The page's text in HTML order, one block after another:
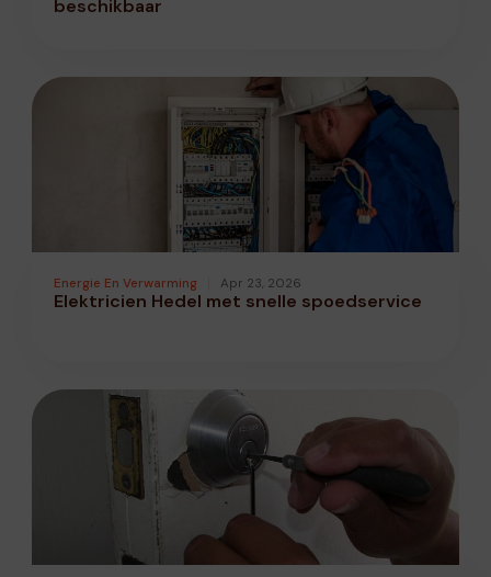
beschikbaar
Energie En Verwarming Apr 23, 2026
Elektricien Hedel met snelle spoedservice